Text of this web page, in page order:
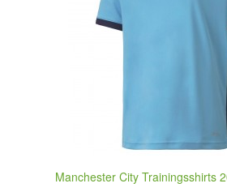
Manchester City Trainingsshirts